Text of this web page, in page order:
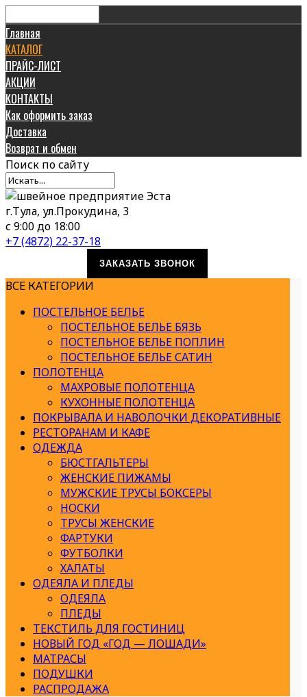
Главная
КАТАЛОГ
ПРАЙС-ЛИСТ
АКЦИИ
КОНТАКТЫ
Как оформить заказ
Доставка
Возврат и обмен
Поиск по сайту
г.Тула, ул.Прокудина, 3
с 9:00 до 18:00
+7 (4872) 22-37-18
ЗАКАЗАТЬ ЗВОНОК
ВСЕ КАТЕГОРИИ
ПОСТЕЛЬНОЕ БЕЛЬЕ
ПОСТЕЛЬНОЕ БЕЛЬЕ БЯЗЬ
ПОСТЕЛЬНОЕ БЕЛЬЕ ПОПЛИН
ПОСТЕЛЬНОЕ БЕЛЬЕ САТИН
ПОЛОТЕНЦА
МАХРОВЫЕ ПОЛОТЕНЦА
КУХОННЫЕ ПОЛОТЕНЦА
ПОКРЫВАЛА И НАВОЛОЧКИ ДЕКОРАТИВНЫЕ
РЕСТОРАНАМ И КАФЕ
ОДЕЖДА
БЮСТГАЛЬТЕРЫ
ЖЕНСКИЕ ПИЖАМЫ
МУЖСКИЕ ТРУСЫ БОКСЕРЫ
НОСКИ
ТРУСЫ ЖЕНСКИЕ
ФАРТУКИ
ФУТБОЛКИ
ХАЛАТЫ
ОДЕЯЛА И ПЛЕДЫ
ОДЕЯЛА
ПЛЕДЫ
ТЕКСТИЛЬ ДЛЯ ГОСТИНИЦ
НОВЫЙ ГОД «ГОД — ЛОШАДИ»
МАТРАСЫ
ПОДУШКИ
РАСПРОДАЖА